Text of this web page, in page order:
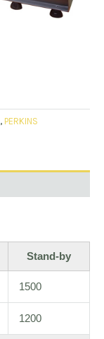
, PERKINS
Stand-by
1500
1200